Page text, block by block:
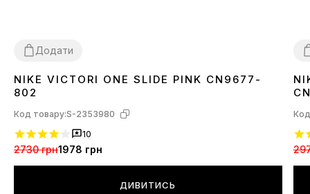
Додати
36.5 40.542
NIKE VICTORI ONE SLIDE PINK CN9677-
802
Код товару:S-2353980
10
2730 грн1978 грн
ДИВИТИСЬ